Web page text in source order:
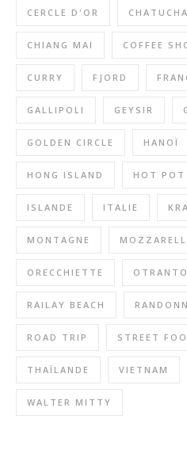
CERCLE D'OR
CHIANG MAI COFFEE
CURRY FJORD
GALLIPOLI GEYSIR
GOLDEN CIRCLE HANOÏ
HONG ISLAND HOT POT
ISLANDE ITALIE
MONTAGNE
ORECCHIETTE OTRANTO
RAILAY BEACH
ROAD TRIP STREET
THAÏLANDE VIETNAM
WALTER MITTY